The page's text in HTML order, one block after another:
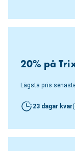
20% på
Lägsta pris
23 dagar kvar(